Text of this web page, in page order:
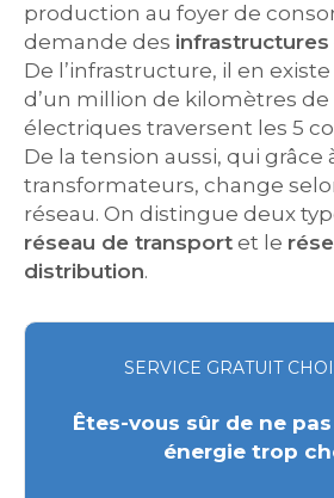
production au foyer de
demande des infrastructures
De l’infrastructure, il en
d’un million de kilomètres de
électriques traversent les 5
De la tension aussi, qui grâce
transformateurs, change
réseau. On distingue deux
réseau de transport et le
distribution.
SERVICE GRATUIT
Êtes-vous sûr de ne
énergie trop